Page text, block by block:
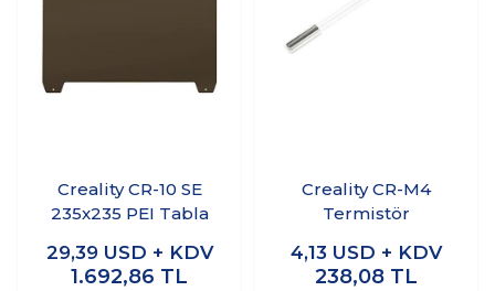
Creality CR-10 SE
235x235 PEI Tabla
29,39 USD + KDV
1.692,86 TL
Creality CR-M4
Termistör
4,13 USD + KDV
238,08 TL